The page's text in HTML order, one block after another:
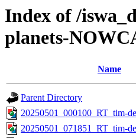
Index of /
planets-
Name
Parent Directory
20250501_000100_RT_tim-
20250501_071851_RT_tim-